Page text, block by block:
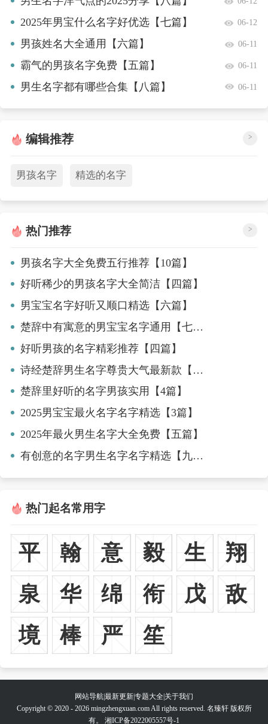
2025年男宝什么名字好优选【七篇】 06-12
男孩姓名大全通用【六篇】 06-11
霸气的男孩名字免费【五篇】 06-11
男生名字都有哪些合集【八篇】 06-11
编辑推荐 >
男孩名字 精选的名字
热门推荐 >
男孩名字大全免费五行推荐【10篇】
好听稀少的男孩名字大全简洁【四篇】
男宝宝名字好听又顺口精选【六篇】
楚辞中有寓意的男宝宝名字通用【七篇】
好听男孩的名字精彩推荐【四篇】
诗经楚辞男生名字尊贵大气最新款【4篇】
楚辞里好听的名字男孩实用【4篇】
2025男宝宝最火名字名字精选【3篇】
2025年最火男生名字大全免费【五篇】
有创意的名字男生名字名字精选【九篇】
热门起名常用字
平 翰 意 毅 生
翔
泉
华 绵 衔 戊
敌
境
棒 严 笙
网站导航最新更新专题大全 关于我们
Copyright © 2020 - 2026 mingzhengxuan.com All rights reserved. 名臻轩 版权所
有。 湘ICP备2022005557号-1